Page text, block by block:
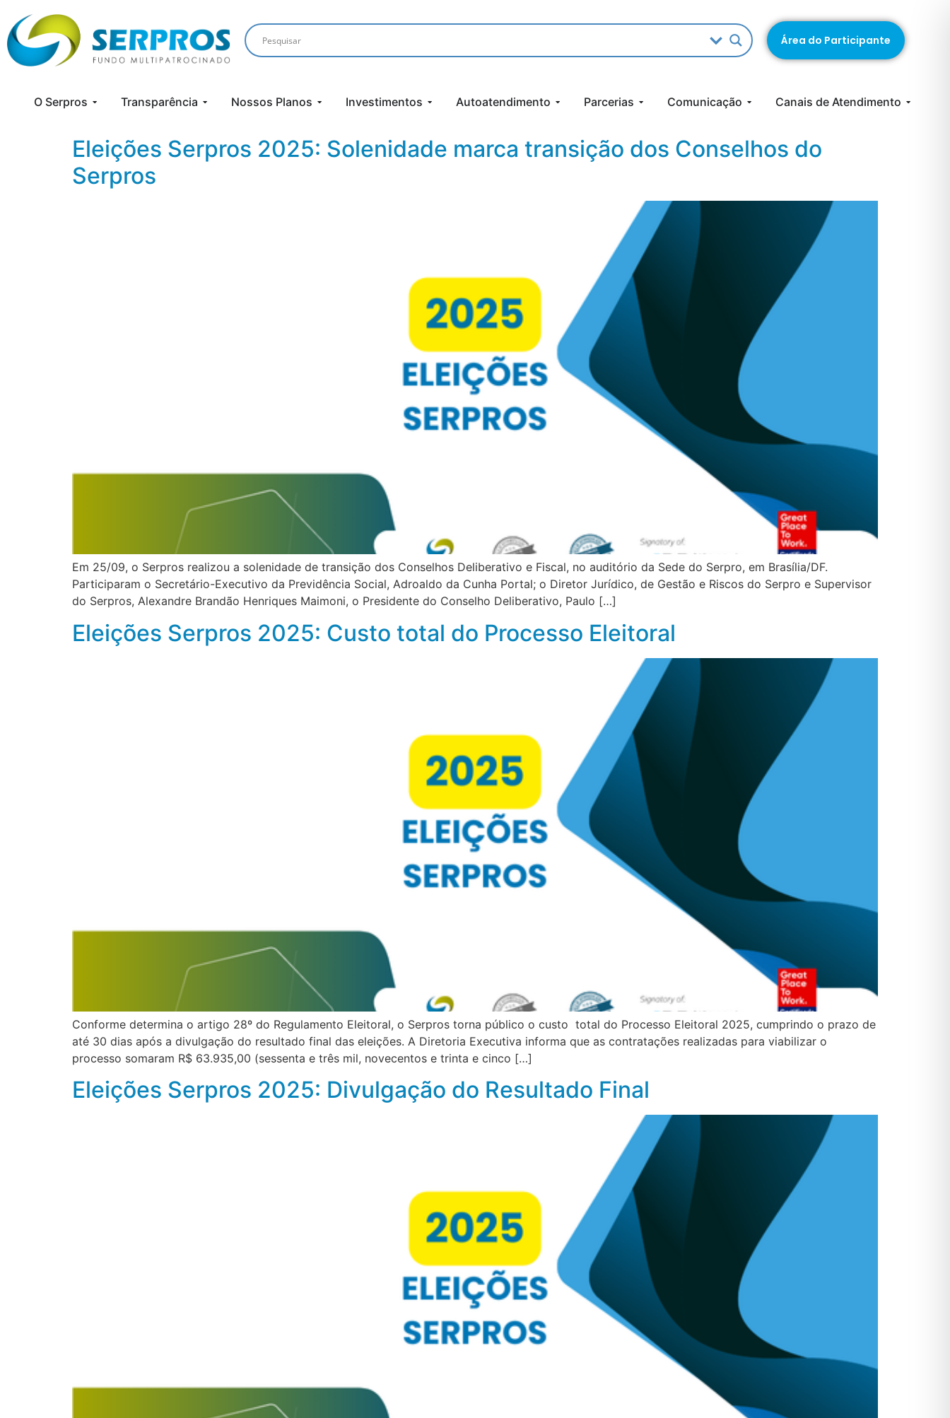
Área do Participante
O Serpros Transparência Nossos Planos Investimentos Autoatendimento Parcerias Comunicação Canais de Atendimento
Eleições Serpros 2025: Solenidade marca transição dos Conselhos do
Serpros
Em 25/09, o Serpros realizou a solenidade de transição dos Conselhos Deliberativo e Fiscal, no auditório da Sede do Serpro, em Brasília/DF.
Participaram o Secretário-Executivo da Previdência Social, Adroaldo da Cunha Portal; o Diretor Jurídico, de Gestão e Riscos do Serpro e Supervisor
do Serpros, Alexandre Brandão Henriques Maimoni, o Presidente do Conselho Deliberativo, Paulo […]
Eleições Serpros 2025: Custo total do Processo Eleitoral
Conforme determina o artigo 28º do Regulamento Eleitoral, o Serpros torna público o custo total do Processo Eleitoral 2025, cumprindo o prazo de
até 30 dias após a divulgação do resultado final das eleições. A Diretoria Executiva informa que as contratações realizadas para viabilizar o
processo somaram R$ 63.935,00 (sessenta e três mil, novecentos e trinta e cinco […]
Eleições Serpros 2025: Divulgação do Resultado Final